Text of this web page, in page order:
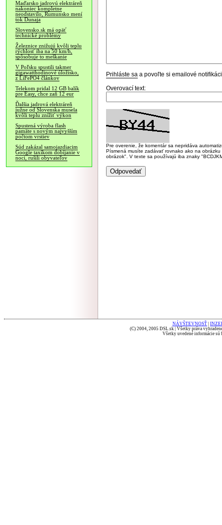
Maďarsko jadrovú elektráreň
nakoniec kompletne
neodstavilo, Rumunsko mení
tok Dunaja
Slovensko.sk má opäť
technické problémy
Železnice znižujú kvôli teplu
rýchlosť iba na 50 km/h,
spôsobuje to meškanie
V Poľsku spustili takmer
gigawatthodinové úložisko,
z LiFePO4 článkov
Telekom pridal 12 GB balík
pre Easy, chce zaň 12 eur
Ďalšia jadrová elektráreň
južne od Slovenska musela
kvôli teplu znížiť výkon
Spustená výroba flash
pamäte s novým najvyšším
počtom vrstiev
Súd zakázal samojazdiacim
Google taxíkom dobíjanie v
noci, rušili obyvateľov
Prihláste sa a povoľte si emailové
Overovací text:
Pre overenie, že komentár sa nepridáva
Písmená musíte zadávať rovnako ako na
obrázok". V texte sa používajú iba znaky
NÁVŠTEVNOSŤ
(C) 2004, 2005 DSL.sk | Všetky práva
Všetky uvedené informácie sú